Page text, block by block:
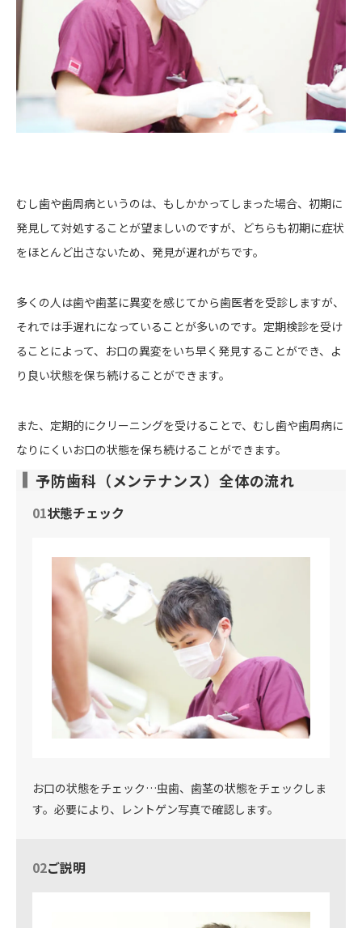
むし歯や歯周病というのは、もしかかってしまった場合、初期に
発見して対処することが望ましいのですが、どちらも初期に症状
をほとんど出さないため、発見が遅れがちです。
多くの人は歯や歯茎に異変を感じてから歯医者を受診しますが、
それでは手遅れになっていることが多いのです。定期検診を受け
ることによって、お口の異変をいち早く発見することができ、よ
り良い状態を保ち続けることができます。
また、定期的にクリーニングを受けることで、むし歯や歯周病に
なりにくいお口の状態を保ち続けることができます。
予防歯科（メンテナンス）全体の流れ
01状態チェック
お口の状態をチェック…虫歯、歯茎の状態をチェックしま
す。必要により、レントゲン写真で確認します。
02ご説明